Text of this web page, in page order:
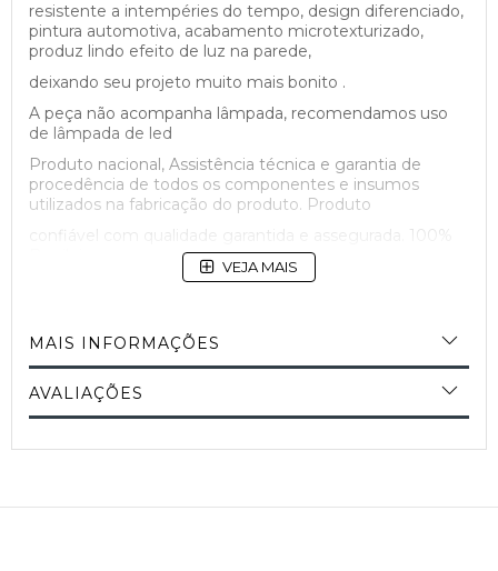
resistente a intempéries do tempo, design diferenciado,
pintura automotiva, acabamento microtexturizado,
produz lindo efeito de luz na parede,
deixando seu projeto muito mais bonito .
A peça não acompanha lâmpada, recomendamos uso
de lâmpada de led
Produto nacional, Assistência técnica e garantia de
procedência de todos os componentes e insumos
utilizados na fabricação do produto. Produto
confiável com qualidade garantida e assegurada. 100%
VEJA MAIS
MAIS INFORMAÇÕES
AVALIAÇÕES